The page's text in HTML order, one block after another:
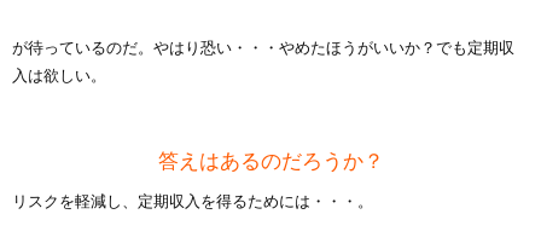
が待っているのだ。やはり恐い・・・やめたほうがいいか？でも定期収
入は欲しい。
答えはあるのだろうか？
リスクを軽減し、定期収入を得るためには・・・。